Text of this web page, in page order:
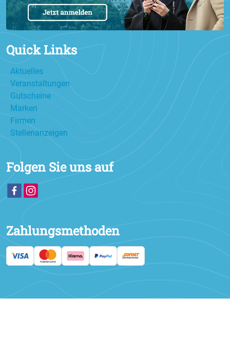
Quick Links
Aktuelles
Veranstaltungen
Gutscheine
Marken
Firmen
Stellenanzeigen
Folgen Sie uns auf
Zahlungsmethoden